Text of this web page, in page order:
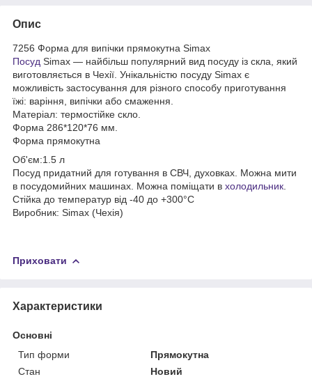
Опис
7256 Форма для випічки прямокутна Simax
Посуд Simax — найбільш популярний вид посуду із скла, який
виготовляється в Чехії. Унікальністю посуду Simax є
можливість застосування для різного способу приготування
їжі: варіння, випічки або смаження.
Матеріал: термостійке скло.
Форма 286*120*76 мм.
Форма прямокутна
Об'єм:1.5 л
Посуд придатний для готування в СВЧ, духовках. Можна мити
в посудомийних машинах. Можна поміщати в холодильник
Стійка до температур від -40 до +300°С
Виробник: Simax (Чехія)
Приховати
Характеристики
Основні
Тип форми
Прямокутна
Стан
Новий